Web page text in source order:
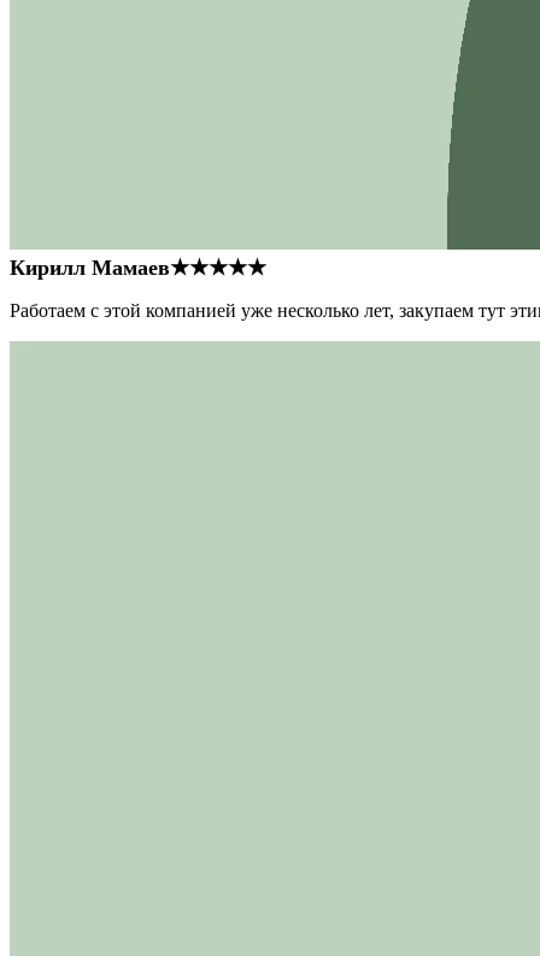
Кирилл Мамаев★★★★★
Работаем с этой компанией уже несколько лет, закупаем тут